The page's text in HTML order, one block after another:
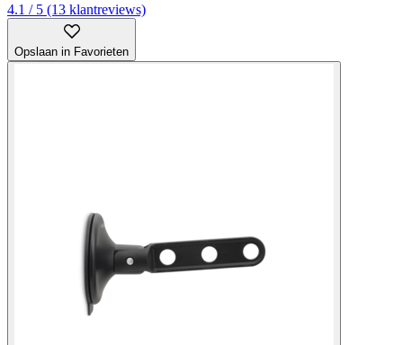
4.1 / 5 (13 klantreviews)
Opslaan in Favorieten